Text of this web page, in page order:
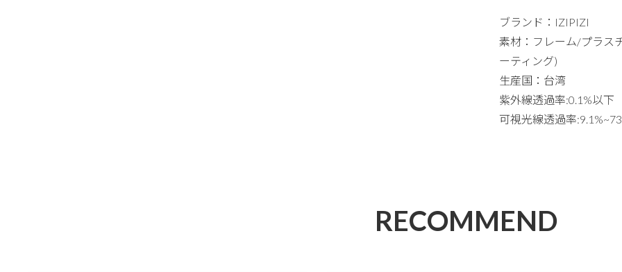
ブランド：IZIPIZI
素材：フレーム/プラス
ーティング)
生産国：台湾
紫外線透過率:0.1%以下
可視光線透過率
RECOMMEND